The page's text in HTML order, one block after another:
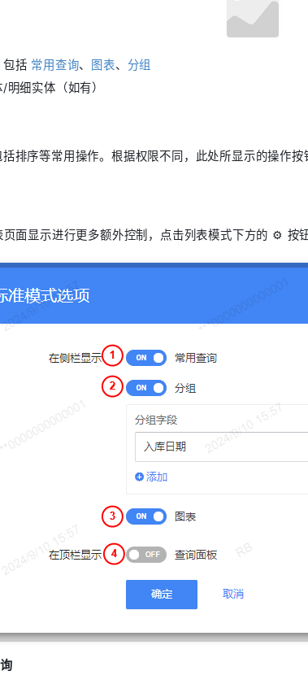
/明细实体（如有）
括排序等常用操作。根据权限不同，此处所显示的操作按
页面显示进行更多额外控制，点击列表模式下方的 ⚙️ 按